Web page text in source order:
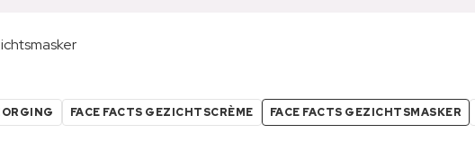
FACE FACTS GEZICHTSCRÈME FACE FACTS GEZICHTSMASKER